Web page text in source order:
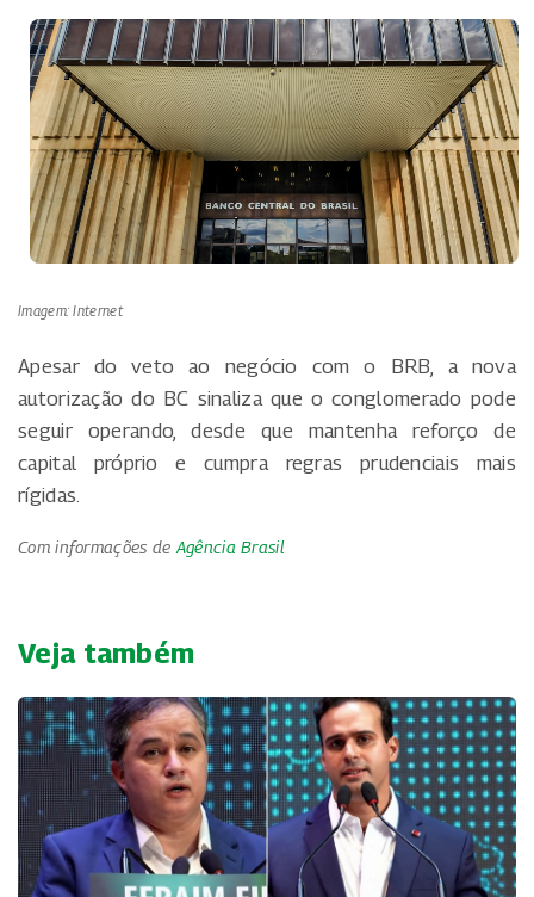
Imagem: Internet
Apesar do veto ao negócio com o BRB, a nova
autorização do BC sinaliza que o conglomerado pode
seguir operando, desde que mantenha reforço de
capital próprio e cumpra regras prudenciais mais
rígidas.
Com informações de Agência Brasil
Veja também